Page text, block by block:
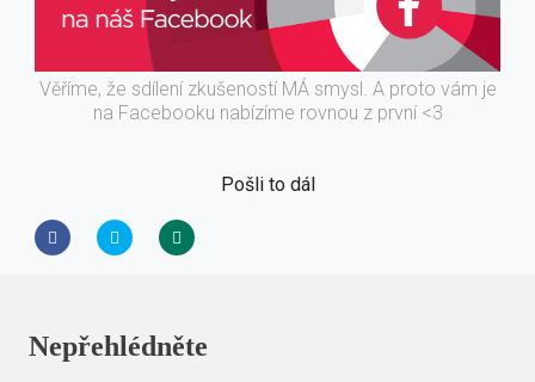
Věříme, že sdílení zkušeností MÁ smysl. A proto vám je
na Facebooku nabízíme rovnou z první <3
Pošli to dál
Nepřehlédněte